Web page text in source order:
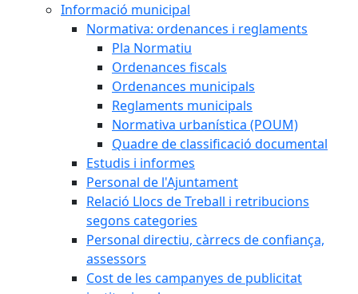
Informació municipal
Normativa: ordenances i reglaments
Pla Normatiu
Ordenances fiscals
Ordenances municipals
Reglaments municipals
Normativa urbanística (POUM)
Quadre de classificació documental
Estudis i informes
Personal de l'Ajuntament
Relació Llocs de Treball i retribucions
segons categories
Personal directiu, càrrecs de confiança,
assessors
Cost de les campanyes de publicitat